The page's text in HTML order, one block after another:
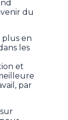
du
plus en
les
et
par